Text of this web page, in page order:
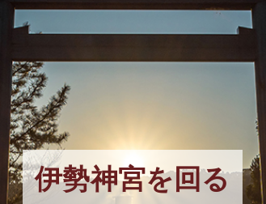
伊勢神宮を回る